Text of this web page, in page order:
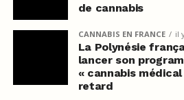
de cannabis
CANNABIS EN FRANCE il
La Polynésie
lancer son
« cannabis
retard